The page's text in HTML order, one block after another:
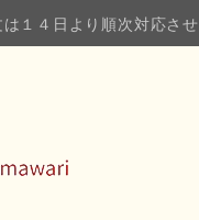
１４日より順次対応させ